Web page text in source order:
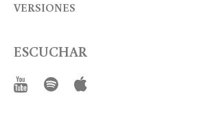
VERSIONES
ESCUCHAR